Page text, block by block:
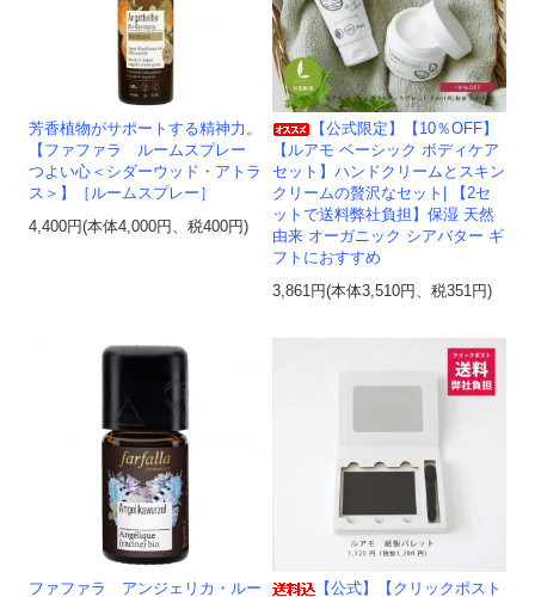
芳香植物がサポートする精神力。
【ファファラ ルームスプレー
つよい心＜シダーウッド・アトラ
ス＞】［ルームスプレー］
4,400円(本体4,000円、税400円)
【公式限定】【10％OFF】
【ルアモ ベーシック ボディケア
セット】ハンドクリームとスキン
クリームの贅沢なセット| 【2セ
ットで送料弊社負担】保湿 天然
由来 オーガニック シアバター ギ
フトにおすすめ
3,861円(本体3,510円、税351円)
ファファラ アンジェリカ・ルー
【公式】【クリックポスト